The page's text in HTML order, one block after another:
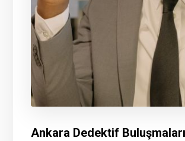
Ankara Dedektif